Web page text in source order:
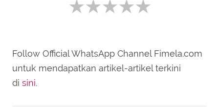
SUBMIT REVIEW
Follow Official WhatsApp Channel Fimela.com
untuk mendapatkan artikel-artikel terkini
di sini.